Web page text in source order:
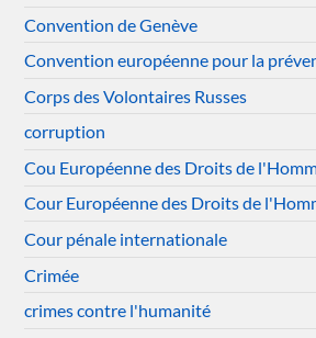
Convention de Genève
Convention européenne pour la
Corps des Volontaires Russes
corruption
Cou Européenne des Droits de
Cour Européenne des Droits de
Cour pénale internationale
Crimée
crimes contre l'humanité